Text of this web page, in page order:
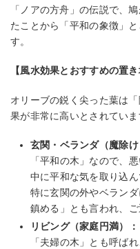
「ノアの方舟」の伝説で、
たことから「平和の象徴」
す。
【風水効果とおすすめの置き
オリーブの鋭く尖った葉は
果が非常に高いとされていま
玄関・ベランダ（魔除け
「平和の木」なので、
中に平和な気を取り込ん
特に玄関の外やベラン
鎮める」とも言われ、
リビング（家庭円満）：
「夫婦の木」とも呼ば